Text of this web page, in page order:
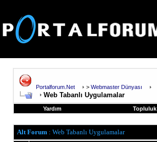
Portalforum.Net > Webmaster Dünyası
Web Tabanlı Uygulamalar
Yardım Topluluk
Alt Forum : Web Tabanlı Uygulamalar